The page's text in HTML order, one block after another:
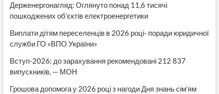
Держенергонагляд: Оглянуто понад 11,6 тисячі
пошкоджених об’єктів електроенергетики
Виплати дітям переселенців в 2026 році- поради юридичної
служби ГО «ВПО України»
Вступ-2026: до зарахування рекомендовані 212 837
випускників, — МОН
Грошова допомога у 2026 році з нагоди Дня знань сім’ям